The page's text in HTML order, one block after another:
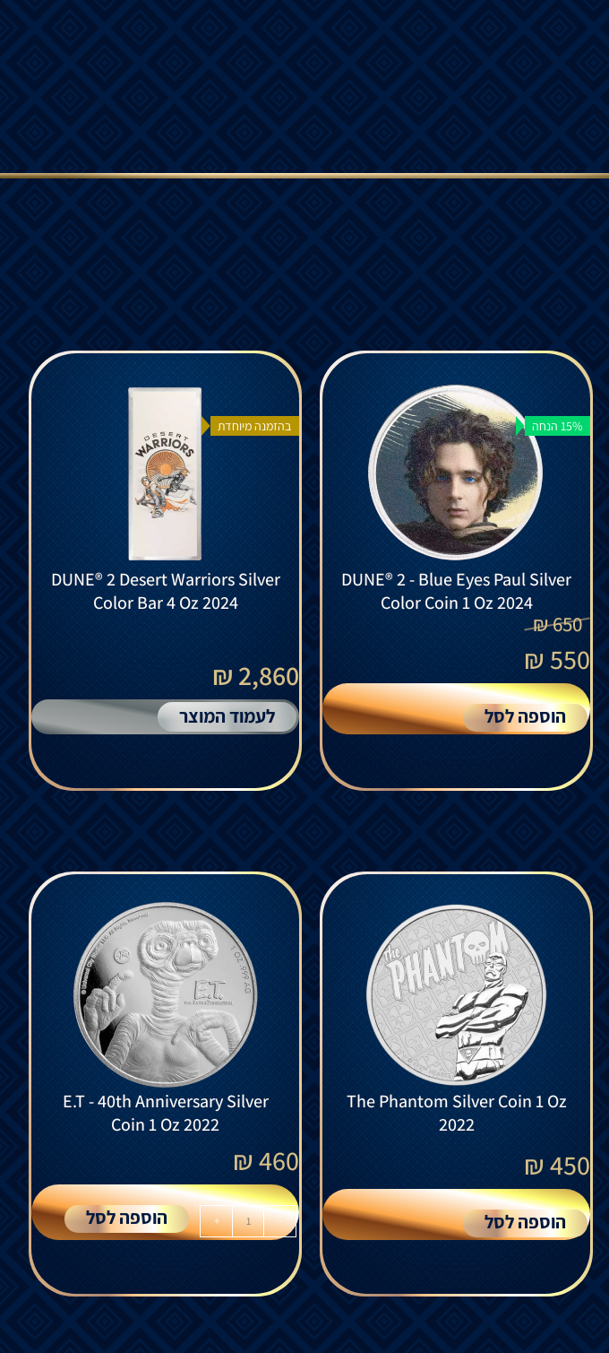
15% הנחה
DUNE® 2 - Blue Eyes Paul Silver
Color Coin 1 Oz 2024
650
₪
550
₪
הוספה לסל
בהזמנה מיוחדת
DUNE® 2 Desert Warriors Silver
Color Bar 4 Oz 2024
2,860 ₪
לעמוד המוצר
The Phantom Silver Coin 1 Oz
2022
450
₪
הוספה לסל
E.T - 40th Anniversary Silver
Coin 1 Oz 2022
460
₪
-
+ הוספה לסל